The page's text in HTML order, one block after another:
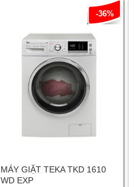
-36%
MÁY GIẶT TEKA TKD 1610
WD EXP